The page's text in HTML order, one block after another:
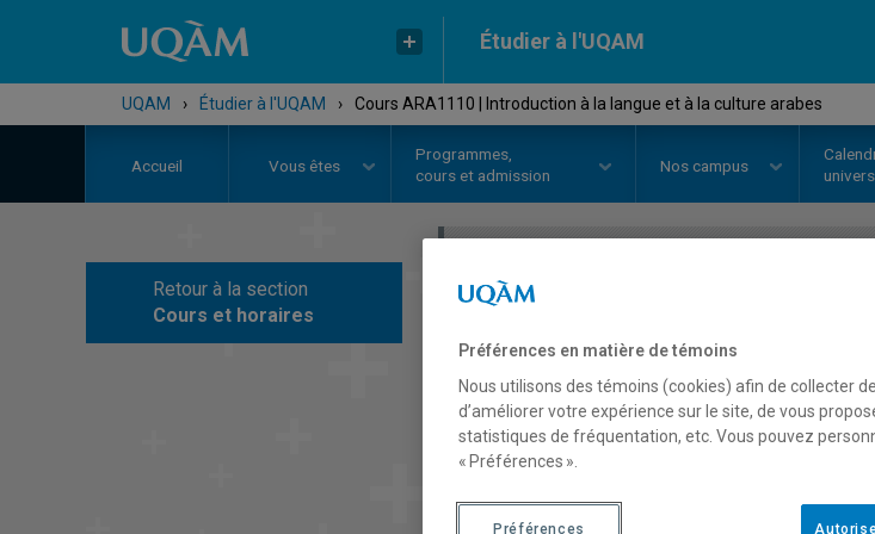
Étudier à l'UQAM
UQAM › Étudier à l'UQAM › Cours ARA1110 | Introduction à la langue et à la culture arabes
Accueil Vous êtes
Programmes,
cours et admission
Nos campus
Retour à la section
Cours et horaires
COURS
culture
Description
Préférences en matière de témoins
Nous utilisons des témoins (cookies) afin de collecter
d’améliorer votre expérience sur le site, de vous
statistiques de fréquentation, etc. Vous pouvez
« Préférences ».
Préférences